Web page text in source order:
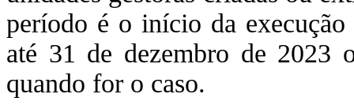
período é o início da
até 31 de dezembro de 2023
quando for o caso.